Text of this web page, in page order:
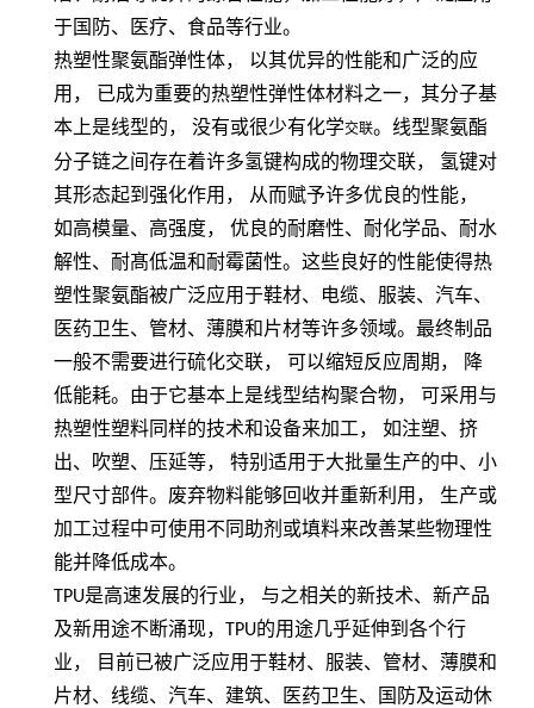
于国防、医疗、食品等行业。
热塑性聚氨酯弹性体，
以其优异的性能和广泛的应
用，
已成为重要的热塑性弹性体材料之一，其分子基
本上是线型的，
没有或很少有化学交联。线型聚氨酯
分子链之间存在着许多氢键构成的物理交联，
氢键对
其形态起到强化作用，
从而赋予许多优良的性能，
如高模量、高强度，
优良的耐磨性、耐化学品、耐水
解性、耐髙低温和耐霉菌性。这些良好的性能使得热
塑性聚氨酯被广泛应用于鞋材、电缆、服装、汽车、
医药卫生、管材、薄膜和片材等许多领域。最终制品
一般不需要进行硫化交联，
可以缩短反应周期，
降
低能耗。由于它基本上是线型结构聚合物，
可采用与
热塑性塑料同样的技术和设备来加工，
如注塑、挤
出、吹塑、压延等，
特别适用于大批量生产的中、小
型尺寸部件。废弃物料能够回收并重新利用，
生产或
加工过程中可使用不同助剂或填料来改善某些物理性
能并降低成本。
TPU是高速发展的行业， 与之相关的新技术、新产品
及新用途不断涌现， TPU的用途几乎延伸到各个行
业， 目前已被广泛应用于鞋材、服装、管材、薄膜和
片材、线缆、汽车、建筑、医药卫生、国防及运动休